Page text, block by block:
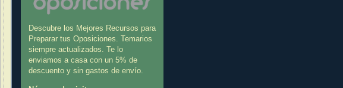
Descubre los Mejores Recursos para
Preparar tus Oposiciones. Temarios
siempre actualizados. Te lo
enviamos a casa con un 5% de
descuento y sin gastos de envío.